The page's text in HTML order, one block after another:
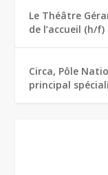
Le Théâtre
de l’accueil (h/f)
Circa, Pôle
principal